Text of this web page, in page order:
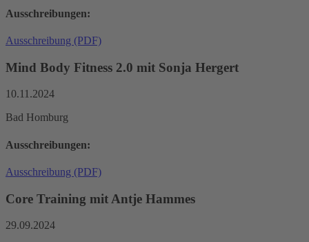
Ausschreibungen:
Ausschreibung (PDF)
Mind Body Fitness 2.0 mit Sonja Hergert
10.11.2024
Bad Homburg
Ausschreibungen:
Ausschreibung (PDF)
Core Training mit Antje Hammes
29.09.2024